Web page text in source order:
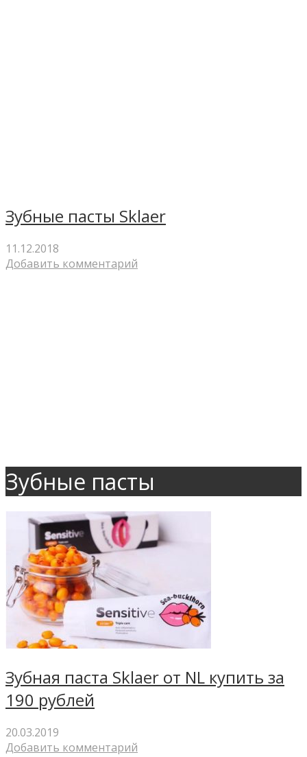
Зубные пасты Sklaer
11.12.2018
Добавить комментарий
Зубные пасты
Зубная паста Sklaer от NL купить за
190 рублей
20.03.2019
Добавить комментарий